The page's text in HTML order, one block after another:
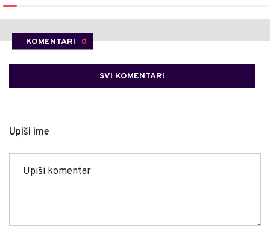
KOMENTARI 0
SVI KOMENTARI
Upiši ime